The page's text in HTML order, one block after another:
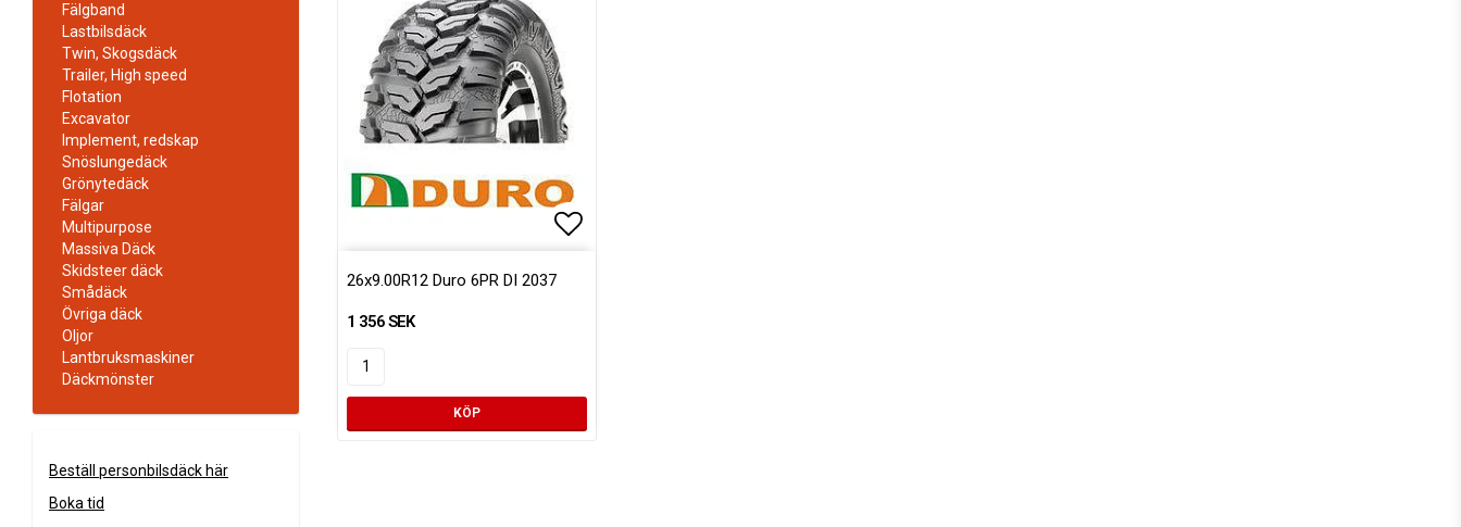
Fälgband
Lastbilsdäck
Twin, Skogsdäck
Trailer, High speed
Flotation
Excavator
Implement, redskap
Snöslungedäck
Grönytedäck
Fälgar
Multipurpose
Massiva Däck
Skidsteer däck
Smådäck
Övriga däck
Oljor
Lantbruksmaskiner
Däckmönster
Beställ personbilsdäck här
Boka tid
26x9.00R12 Duro 6PR DI 2037
1 356 SEK
KÖP